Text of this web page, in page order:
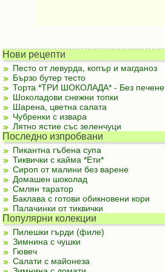
Нови рецепти
Песто от левурда, копър и магданоз
Бързо бутер тесто
Торта *ТРИ ШОКОЛАДА* - Без печене
Шоколадови снежни топки
Шарена, цветна салата
Чубренки с извара
Лятно ястие със зеленчуци
Последно изпробвани
Пикантна гъбена супа
Тиквички с кайма *Ети*
Сироп от малини без варене
Домашен шоколад
Смлян таратор
Баклава с готови обикновени кори
Палачинки от тиквички
Популярни колекции
Пилешки гърди (филе)
Зимнина с чушки
Гювеч
Салати с майонеза